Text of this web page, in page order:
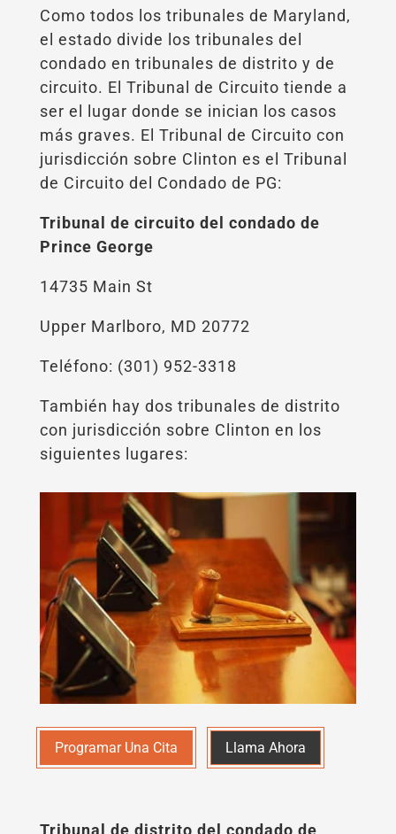
Como todos los tribunales de Maryland,
el estado divide los tribunales del
condado en tribunales de distrito y de
circuito. El Tribunal de Circuito tiende a
ser el lugar donde se inician los casos
más graves. El Tribunal de Circuito con
jurisdicción sobre Clinton es el Tribunal
de Circuito del Condado de PG:
Tribunal de circuito del condado de
Prince George
14735 Main St
Upper Marlboro, MD 20772
Teléfono: (301) 952-3318
También hay dos tribunales de distrito
con jurisdicción sobre Clinton en los
siguientes lugares:
Programar Una Cita Llama Ahora
Tribunal de distrito del condado de